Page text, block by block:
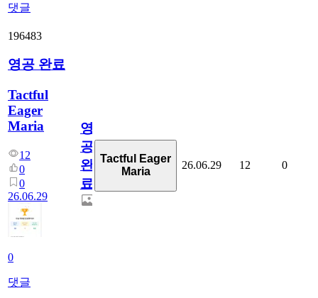
댓글
196483
영공 완료
Tactful
Eager
Maria
12
0
0
26.06.29
0
댓글
영
공
완
료
Tactful Eager
Maria
26.06.29 12 0